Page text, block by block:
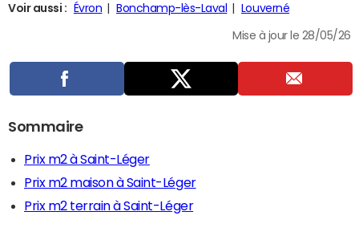
Voir aussi : Évron Bonchamp-lès-Laval Louverné
Mise à jour le 28/05/26
Sommaire
Prix m2 à Saint-Léger
Prix m2 maison à Saint-Léger
Prix m2 terrain à Saint-Léger